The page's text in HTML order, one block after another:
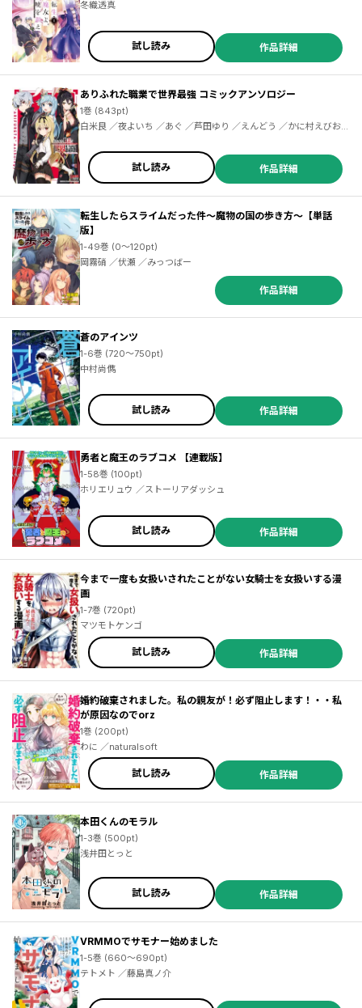
冬織透真
試し読み 作品詳細
ありふれた職業で世界最強 コミックアンソロジー
1巻 (843pt)
白米良 ／夜よいち ／あぐ ／芦田ゆり ／えんどう ／かに村えびお
試し読み 作品詳細
転生したらスライムだった件～魔物の国の歩き方～【単話
版】
1-49巻 (0～120pt)
岡霧硝 ／伏瀬 ／みっつばー
作品詳細
蒼のアインツ
1-6巻 (720～750pt)
中村尚儁
試し読み 作品詳細
勇者と魔王のラブコメ 【連載版】
1-58巻 (100pt)
ホリエリュウ ／ストーリアダッシュ
試し読み 作品詳細
今まで一度も女扱いされたことがない女騎士を女扱いする漫
画
1-7巻 (720pt)
マツモトケンゴ
試し読み 作品詳細
婚約破棄されました。私の親友が！必ず阻止します！・・私
が原因なのでorz
1巻 (200pt)
わに ／naturalsoft
試し読み 作品詳細
本田くんのモラル
1-3巻 (500pt)
浅井田とっと
試し読み 作品詳細
VRMMOでサモナー始めました
1-5巻 (660～690pt)
テトメト ／藤島真ノ介